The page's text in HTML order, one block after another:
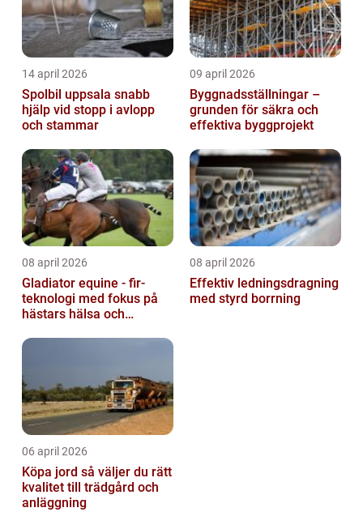
14 april 2026
Spolbil uppsala snabb
hjälp vid stopp i avlopp
och stammar
09 april 2026
Byggnadsställningar –
grunden för säkra och
effektiva byggprojekt
08 april 2026
Gladiator equine - fir-
teknologi med fokus på
hästars hälsa och
08 april 2026
Effektiv ledningsdragning
med styrd borrning
06 april 2026
Köpa jord så väljer du rätt
kvalitet till trädgård och
anläggning